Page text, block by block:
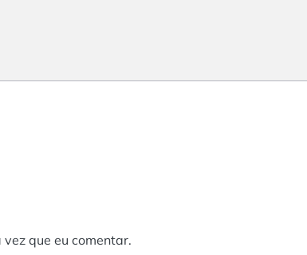
que eu comentar.